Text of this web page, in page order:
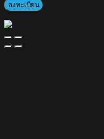
ลงทะเบียน